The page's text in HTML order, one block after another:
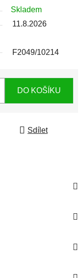
Skladem
11.8.2026
F2049/10214
DO KOŠÍKU
Sdílet